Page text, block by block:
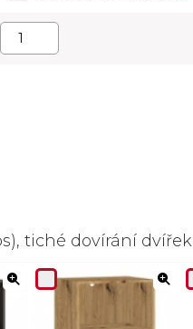
tiché dovírání dvířek